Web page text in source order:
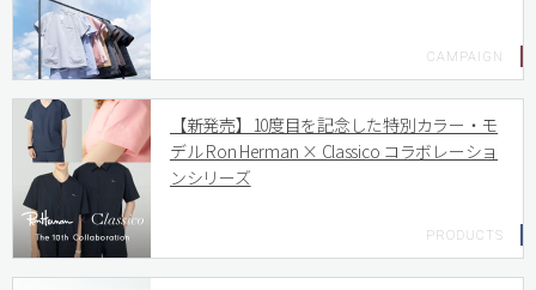
【新発売】10度目を記念した特別カラー・モ
デル Ron Herman × Classico コラボレーショ
ンシリーズ